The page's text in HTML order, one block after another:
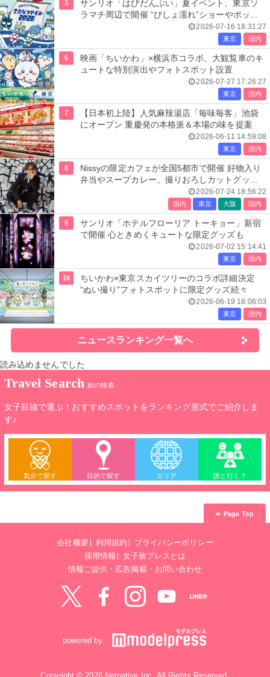
5
サンリオ「はぴだんぶい」夏イベント、東京ソ
ラマチ周辺で開催 “びしょ濡れ”ショーやポップ
2026-07-16 18:31:27
東京 国内
6
映画「ちいかわ」×横浜市コラボ、大観覧車のキ
ュートな特別演出やフォトスポット設置
2026-07-27 17:26:27
東京 国内
7
【日本初上陸】人気麻辣湯店「毎味毎客」池袋
にオープン 重慶発の本格派＆本場の味を提案
2026-06-11 14:59:08
東京 国内
8
Nissyの限定カフェが全国5都市で開催 好物入り
弁当やスープカレー、撮りおろしカットグッズ
2026-07-24 18:56:22
国内 東京 大阪 国内
9
サンリオ「ホテルフローリア トーキョー」新宿
で開催 心ときめくキュートな限定グッズも
2026-07-02 15:14:41
東京 国内
10
ちいかわ×東京スカイツリーのコラボ詳細決定
“ぬい撮り”フォトスポットに限定グッズ続々
2026-06-19 18:06:03
東京 国内
ニュースランキング一覧へ
読み込めませんでした
Travel Search 旅の検索
女子目線で選ぶ！おすすめスポットをランキング形式でご紹介しま
す♪
気分で探す 目的で探す エリア 誰と行く？
Page Top
会社概要 利用規約
プライバシーポリシー
採用情報
女子旅プレスとは
情報ご提供・広告掲載・お問い合わせ
Facebook
powered by